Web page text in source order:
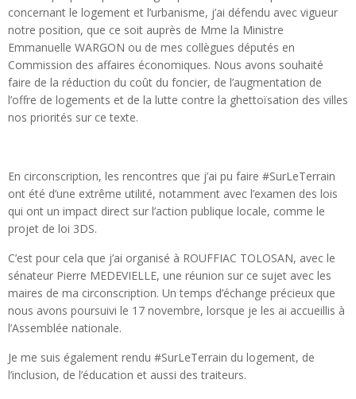
concernant le logement et l’urbanisme, j’ai défendu avec vigueur
notre position, que ce soit auprès de Mme la Ministre
Emmanuelle WARGON ou de mes collègues députés en
Commission des affaires économiques. Nous avons souhaité
faire de la réduction du coût du foncier, de l’augmentation de
l’offre de logements et de la lutte contre la ghettoïsation des villes
nos priorités sur ce texte.
En circonscription, les rencontres que j’ai pu faire #SurLeTerrain
ont été d’une extrême utilité, notamment avec l’examen des lois
qui ont un impact direct sur l’action publique locale, comme le
projet de loi 3DS.
C’est pour cela que j’ai organisé à ROUFFIAC TOLOSAN, avec le
sénateur Pierre MEDEVIELLE, une réunion sur ce sujet avec les
maires de ma circonscription. Un temps d’échange précieux que
nous avons poursuivi le 17 novembre, lorsque je les ai accueillis à
l’Assemblée nationale.
Je me suis également rendu #SurLeTerrain du logement, de
l’inclusion, de l’éducation et aussi des traiteurs.